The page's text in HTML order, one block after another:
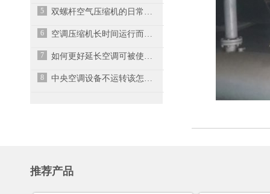
5 双螺杆空气压缩机的日常维护、维修及故障排除
6 空调压缩机长时间运行而不能自停或不能运行
7 如何更好延长空调可被使用的寿命？
8 中央空调设备不运转该怎么处理?
推荐产品